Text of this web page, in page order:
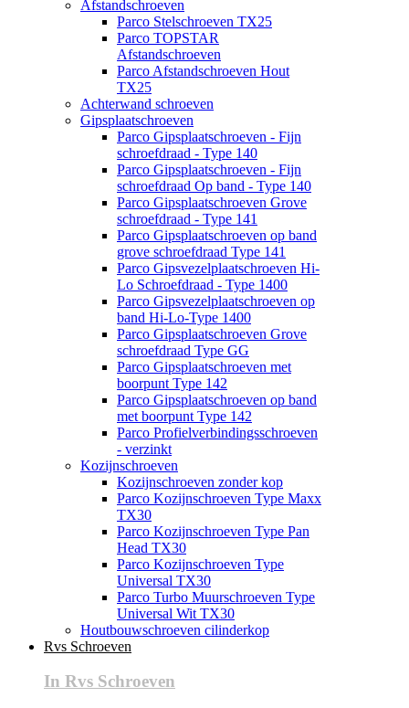
Afstandschroeven
Parco Stelschroeven TX25
Parco TOPSTAR
Afstandschroeven
Parco Afstandschroeven Hout
TX25
Achterwand schroeven
Gipsplaatschroeven
Parco Gipsplaatschroeven - Fijn
schroefdraad - Type 140
Parco Gipsplaatschroeven - Fijn
schroefdraad Op band - Type 140
Parco Gipsplaatschroeven Grove
schroefdraad - Type 141
Parco Gipsplaatschroeven op band
grove schroefdraad Type 141
Parco Gipsvezelplaatschroeven Hi-
Lo Schroefdraad - Type 1400
Parco Gipsvezelplaatschroeven op
band Hi-Lo-Type 1400
Parco Gipsplaatschroeven Grove
schroefdraad Type GG
Parco Gipsplaatschroeven met
boorpunt Type 142
Parco Gipsplaatschroeven op band
met boorpunt Type 142
Parco Profielverbindingsschroeven
- verzinkt
Kozijnschroeven
Kozijnschroeven zonder kop
Parco Kozijnschroeven Type Maxx
TX30
Parco Kozijnschroeven Type Pan
Head TX30
Parco Kozijnschroeven Type
Universal TX30
Parco Turbo Muurschroeven Type
Universal Wit TX30
Houtbouwschroeven cilinderkop
Rvs Schroeven
In Rvs Schroeven